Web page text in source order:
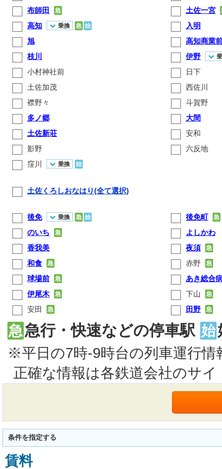
布師田 急 土佐一宮
高知 乗換 急 始
入明
旭
高知商業
枝川
伊野
小村神社前
日下
土佐加茂
西佐川
襟野々
斗賀野
多ノ郷
大間
土佐新荘
安和
影野
六反地
窪川
乗換 始
土佐くろしおなはり(全て選択)
後免 乗換 急 始 後免町 急
のいち 急
よしかわ
香我美
夜須 急
和食 急 赤野 急
球場前 急
あき総合
伊尾木
急 下山 急
安田 急 田野 急
急急行・快速などの停車駅 始
※平日の7時-9時台の列車運行
正確な情報は各鉄道会社のサ
条件を指定する
賃料